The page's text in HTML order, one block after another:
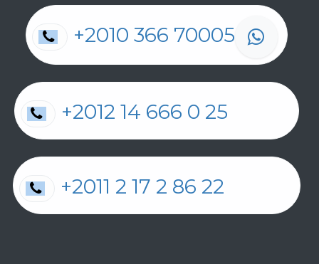
+2010 366 70005
+2012 14 666 0 25
+2011 2 17 2 86 22